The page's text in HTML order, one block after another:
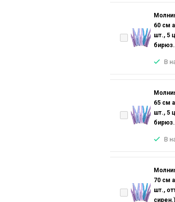
60 см
шт., 5
В
65 см
шт., 5
В
70 см
шт.,
сирен.)